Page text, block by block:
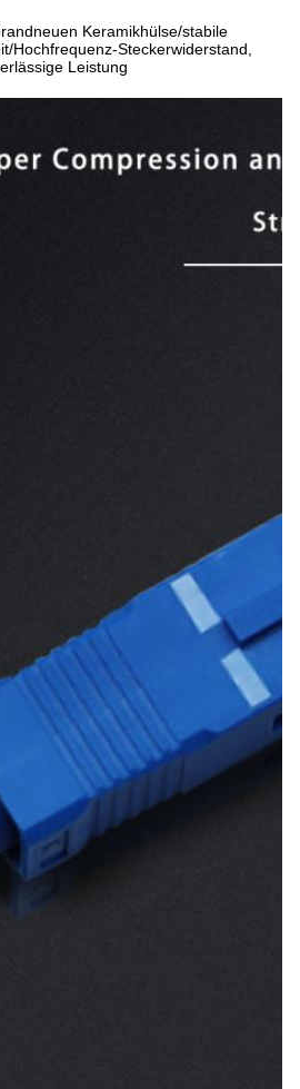
Keramikhülse/stabile
Hochfrequenz-Steckerwiderstand,
Leistung